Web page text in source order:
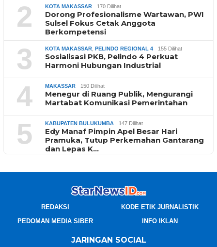
2 KOTA MAKASSAR 170 Dilihat
Dorong Profesionalisme Wartawan, PWI
Sulsel Fokus Cetak Anggota
Berkompetensi
3 KOTA MAKASSAR PELINDO REGIONAL 4 155 Dilihat
Sosialisasi PKB, Pelindo 4 Perkuat
Harmoni Hubungan Industrial
4 MAKASSAR 150 Dilihat
Menegur di Ruang Publik, Mengurangi
Martabat Komunikasi Pemerintahan
5 KABUPATEN BULUKUMBA 147 Dilihat
Edy Manaf Pimpin Apel Besar Hari
Pramuka, Tutup Perkemahan Gantarang
dan Lepas K…
REDAKSI
KODE ETIK JURNALISTIK
PEDOMAN MEDIA SIBER
INFO IKLAN
JARINGAN SOCIAL